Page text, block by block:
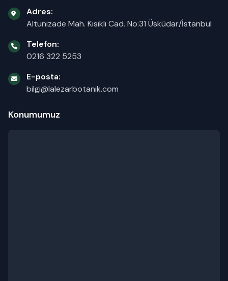
Adres:
Altunizade Mah. Kısıklı Cad. No:31 Üsküdar/İstanbul
Telefon:
0216 322 5253
E-posta:
bilgi@lalezarbotanik.com
Konumumuz